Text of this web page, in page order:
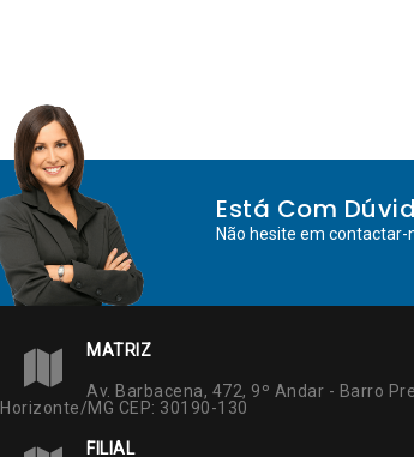
Está Com
Não hesite em contactar-
MATRIZ
Av. Barbacena, 472, 9º Andar - Barro
Horizonte/MG CEP: 30190-130
FILIAL